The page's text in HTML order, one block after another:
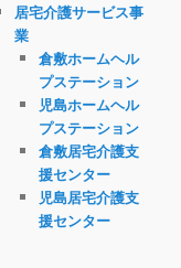
居宅介護サービス事
業
倉敷ホームヘル
プステーション
児島ホームヘル
プステーション
倉敷居宅介護支
援センター
児島居宅介護支
援センター